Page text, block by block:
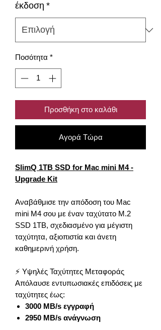
έκδοση *
Ποσότητα *
Προσθήκη στο καλάθι
Αγορά Τώρα
SlimQ 1TB SSD for Mac mini M4 -
Upgrade Kit
Αναβάθμισε την απόδοση του Mac
mini M4 σου με έναν ταχύτατο M.2
SSD 1TB, σχεδιασμένο για μέγιστη
ταχύτητα, αξιοπιστία και άνετη
καθημερινή χρήση.
⚡ Υψηλές Ταχύτητες Μεταφοράς
Απόλαυσε εντυπωσιακές επιδόσεις με
ταχύτητες έως:
3000 MB/s εγγραφή
2950 MB/s ανάγνωση